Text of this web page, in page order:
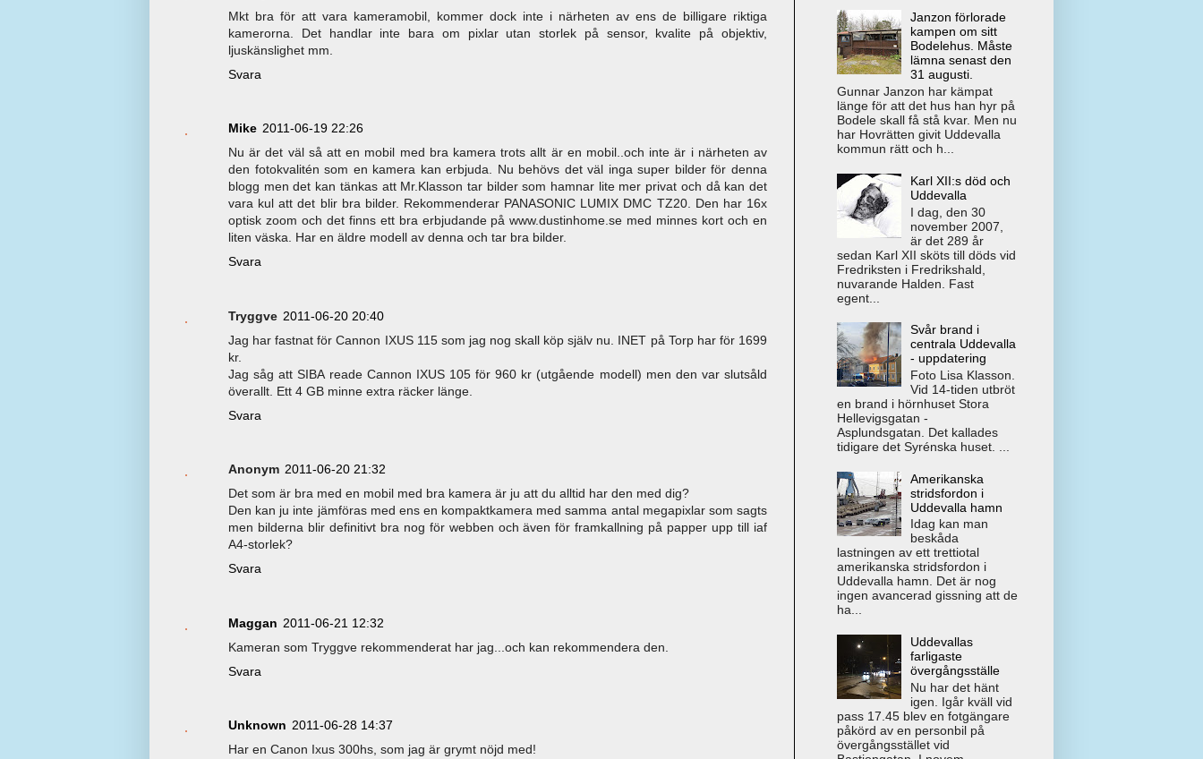
Mkt bra för att vara kameramobil, kommer dock inte i närheten av ens de billigare riktiga
kamerorna. Det handlar inte bara om pixlar utan storlek på sensor, kvalite på objektiv,
ljuskänslighet mm.
Svara
Mike 2011-06-19 22:26
Nu är det väl så att en mobil med bra kamera trots allt är en mobil..och inte är i närheten av
den fotokvalitén som en kamera kan erbjuda. Nu behövs det väl inga super bilder för denna
blogg men det kan tänkas att Mr.Klasson tar bilder som hamnar lite mer privat och då kan det
vara kul att det blir bra bilder. Rekommenderar PANASONIC LUMIX DMC TZ20. Den har 16x
optisk zoom och det finns ett bra erbjudande på www.dustinhome.se med minnes kort och en
liten väska. Har en äldre modell av denna och tar bra bilder.
Svara
Tryggve 2011-06-20 20:40
Jag har fastnat för Cannon IXUS 115 som jag nog skall köp själv nu. INET på Torp har för 1699
kr.
Jag såg att SIBA reade Cannon IXUS 105 för 960 kr (utgående modell) men den var slutsåld
överallt. Ett 4 GB minne extra räcker länge.
Svara
Anonym 2011-06-20 21:32
Det som är bra med en mobil med bra kamera är ju att du alltid har den med dig?
Den kan ju inte jämföras med ens en kompaktkamera med samma antal megapixlar som sagts
men bilderna blir definitivt bra nog för webben och även för framkallning på papper upp till iaf
A4-storlek?
Svara
Maggan 2011-06-21 12:32
Kameran som Tryggve rekommenderat har jag...och kan rekommendera den.
Svara
Unknown 2011-06-28 14:37
Har en Canon Ixus 300hs, som jag är grymt nöjd med!
Janzon förlorade
kampen om sitt
Bodelehus. Måste
lämna senast den
31 augusti.
Gunnar Janzon har kämpat
länge för att det hus han hyr på
Bodele skall få stå kvar. Men nu
har Hovrätten givit Uddevalla
kommun rätt och h...
Karl XII:s död och
Uddevalla
I dag, den 30
november 2007,
är det 289 år
sedan Karl XII sköts till döds vid
Fredriksten i Fredrikshald,
nuvarande Halden. Fast
egent...
Svår brand i
centrala Uddevalla
- uppdatering
Foto Lisa Klasson.
Vid 14-tiden utbröt
en brand i hörnhuset Stora
Hellevigsgatan -
Asplundsgatan. Det kallades
tidigare det Syrénska huset. ...
Amerikanska
stridsfordon i
Uddevalla hamn
Idag kan man
beskåda
lastningen av ett trettiotal
amerikanska stridsfordon i
Uddevalla hamn. Det är nog
ingen avancerad gissning att de
ha...
Uddevallas
farligaste
övergångsställe
Nu har det hänt
igen. Igår kväll vid
pass 17.45 blev en fotgängare
påkörd av en personbil på
övergångsstället vid